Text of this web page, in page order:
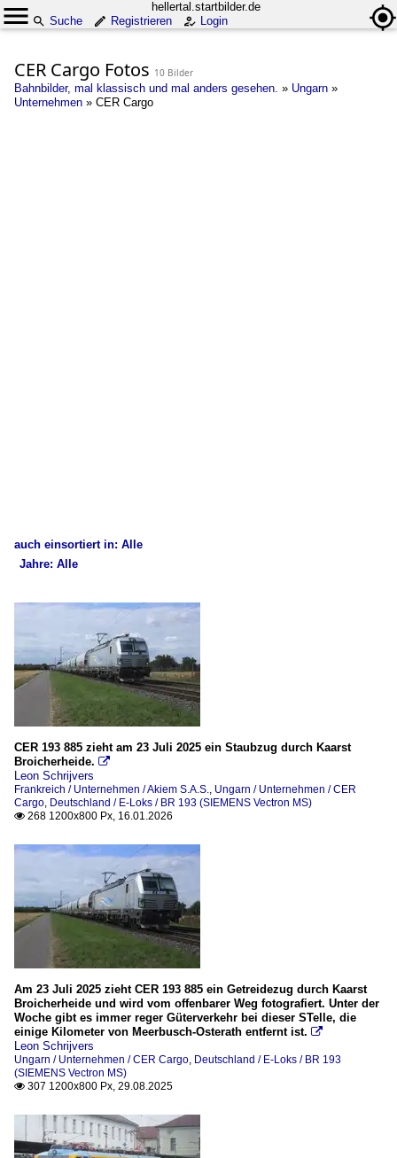
hellertal.startbilder.de
Suche
Registrieren Login
CER Cargo Fotos 10 Bilder
Bahnbilder, mal klassisch und mal anders gesehen. » Ungarn »
Unternehmen » CER Cargo
auch einsortiert in: Alle
E-Loks
Série 12
Deutschland
E-Loks
BR 186 (Traxx F140 MS)
Frankreich
Unternehmen
Akiem S.A.S.
Rumänien
E-Loks
BR 480 (Transmontana)
E-Loks
Jahre: Alle
Alle Jahre
2020
2022
2023
2024
2025
CER 193 885 zieht am 23 Juli 2025 ein Staubzug durch Kaarst
Broicherheide. 
Leon Schrijvers
Frankreich / Unternehmen / Akiem S.A.S., Ungarn / Unternehmen / CER
Cargo, Deutschland / E-Loks / BR 193 (SIEMENS Vectron MS)
 268 1200x800 Px, 16.01.2026
Am 23 Juli 2025 zieht CER 193 885 ein Getreidezug durch Kaarst
Broicherheide und wird vom offenbarer Weg fotografiert. Unter der
Woche gibt es immer reger Güterverkehr bei dieser STelle, die
einige Kilometer von Meerbusch-Osterath entfernt ist. 
Leon Schrijvers
Ungarn / Unternehmen / CER Cargo, Deutschland / E-Loks / BR 193
(SIEMENS Vectron MS)
 307 1200x800 Px, 29.08.2025